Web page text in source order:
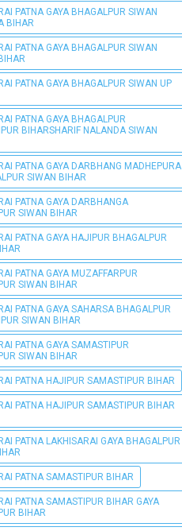
PATNA GAYA BHAGALPUR SIWAN
BIHAR
PATNA GAYA BHAGALPUR SIWAN
PATNA GAYA BHAGALPUR SIWAN UP
PATNA GAYA BHAGALPUR
BIHARSHARIF NALANDA SIWAN
PATNA GAYA DARBHANG MADHEPURA
SIWAN BIHAR
PATNA GAYA DARBHANGA
SIWAN BIHAR
PATNA GAYA HAJIPUR BHAGALPUR
PATNA GAYA MUZAFFARPUR
SIWAN BIHAR
PATNA GAYA SAHARSA BHAGALPUR
SIWAN BIHAR
PATNA GAYA SAMASTIPUR
SIWAN BIHAR
PATNA HAJIPUR SAMASTIPUR BIHAR
PATNA HAJIPUR SAMASTIPUR BIHAR
PATNA LAKHISARAI GAYA BHAGALPUR
PATNA SAMASTIPUR BIHAR
PATNA SAMASTIPUR BIHAR GAYA
BIHAR